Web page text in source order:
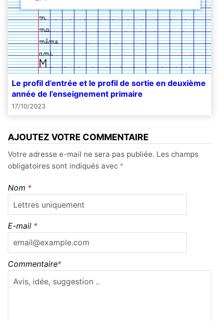
Le profil d’entrée et le profil de sortie en deuxième
année de l’enseignement primaire
17/10/2023
AJOUTEZ VOTRE COMMENTAIRE
Votre adresse e-mail ne sera pas publiée. Les champs
obligatoires sont indiqués avec *
Nom *
E-mail *
Commentaire*